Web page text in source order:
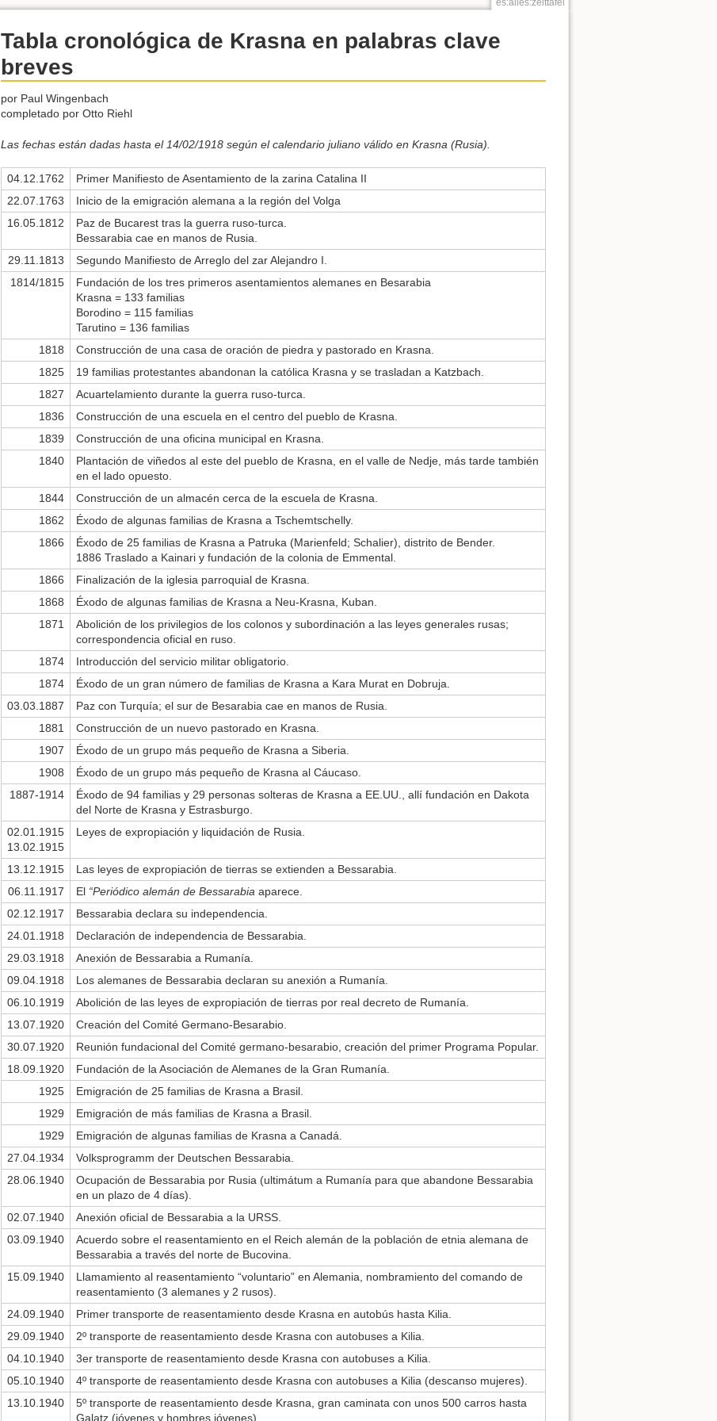
Tabla cronológica de Krasna en palabras clave
breves
por Paul Wingenbach
completado por Otto Riehl
Las fechas están dadas hasta el 14/02/1918 según el calendario juliano válido en Krasna (Rusia).
04.12.1762
Primer Manifiesto de Asentamiento de la zarina Catalina II
22.07.1763
Inicio de la emigración alemana a la región del Volga
16.05.1812
Paz de Bucarest tras la guerra ruso-turca.
Bessarabia cae en manos de Rusia.
29.11.1813
Segundo Manifiesto de Arreglo del zar Alejandro I.
1814/1815
Fundación de los tres primeros asentamientos alemanes en Besarabia
Krasna = 133 familias
Borodino = 115 familias
Tarutino = 136 familias
1818
Construcción de una casa de oración de piedra y pastorado en Krasna.
1825
19 familias protestantes abandonan la católica Krasna y se trasladan a Katzbach.
1827
Acuartelamiento durante la guerra ruso-turca.
1836
Construcción de una escuela en el centro del pueblo de Krasna.
1839
Construcción de una oficina municipal en Krasna.
1840
Plantación de viñedos al este del pueblo de Krasna, en el valle de Nedje, más tarde también
en el lado opuesto.
1844
Construcción de un almacén cerca de la escuela de Krasna.
1862
Éxodo de algunas familias de Krasna a Tschemtschelly.
1866
Éxodo de 25 familias de Krasna a Patruka (Marienfeld; Schalier), distrito de Bender.
1886 Traslado a Kainari y fundación de la colonia de Emmental.
1866
Finalización de la iglesia parroquial de Krasna.
1868
Éxodo de algunas familias de Krasna a Neu-Krasna, Kuban.
1871
Abolición de los privilegios de los colonos y subordinación a las leyes generales rusas;
correspondencia oficial en ruso.
1874
Introducción del servicio militar obligatorio.
1874
Éxodo de un gran número de familias de Krasna a Kara Murat en Dobruja.
03.03.1887
Paz con Turquía; el sur de Besarabia cae en manos de Rusia.
1881
Construcción de un nuevo pastorado en Krasna.
1907
Éxodo de un grupo más pequeño de Krasna a Siberia.
1908
Éxodo de un grupo más pequeño de Krasna al Cáucaso.
1887-1914
Éxodo de 94 familias y 29 personas solteras de Krasna a EE.UU., allí fundación en Dakota
del Norte de Krasna y Estrasburgo.
02.01.1915
13.02.1915
Leyes de expropiación y liquidación de Rusia.
13.12.1915
Las leyes de expropiación de tierras se extienden a Bessarabia.
06.11.1917
El “Periódico alemán de Bessarabia aparece.
02.12.1917
Bessarabia declara su independencia.
24.01.1918
Declaración de independencia de Bessarabia.
29.03.1918
Anexión de Bessarabia a Rumanía.
09.04.1918
Los alemanes de Bessarabia declaran su anexión a Rumanía.
06.10.1919
Abolición de las leyes de expropiación de tierras por real decreto de Rumanía.
13.07.1920
Creación del Comité Germano-Besarabio.
30.07.1920
Reunión fundacional del Comité germano-besarabio, creación del primer Programa Popular.
18.09.1920
Fundación de la Asociación de Alemanes de la Gran Rumanía.
1925
Emigración de 25 familias de Krasna a Brasil.
1929
Emigración de más familias de Krasna a Brasil.
1929
Emigración de algunas familias de Krasna a Canadá.
27.04.1934
Volksprogramm der Deutschen Bessarabia.
28.06.1940
Ocupación de Bessarabia por Rusia (ultimátum a Rumanía para que abandone Bessarabia
en un plazo de 4 días).
02.07.1940
Anexión oficial de Bessarabia a la URSS.
03.09.1940
Acuerdo sobre el reasentamiento en el Reich alemán de la población de etnia alemana de
Bessarabia a través del norte de Bucovina.
15.09.1940
Llamamiento al reasentamiento “voluntario” en Alemania, nombramiento del comando de
reasentamiento (3 alemanes y 2 rusos).
24.09.1940
Primer transporte de reasentamiento desde Krasna en autobús hasta Kilia.
29.09.1940
2º transporte de reasentamiento desde Krasna con autobuses a Kilia.
04.10.1940
3er transporte de reasentamiento desde Krasna con autobuses a Kilia.
05.10.1940
4º transporte de reasentamiento desde Krasna con autobuses a Kilia (descanso mujeres).
13.10.1940
5º transporte de reasentamiento desde Krasna, gran caminata con unos 500 carros hasta
Galatz (jóvenes y hombres jóvenes).